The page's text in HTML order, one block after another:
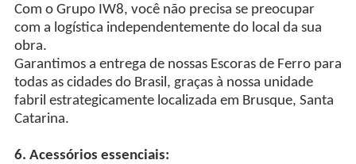
Com o Grupo IW8, você não precisa se preocupar
com a logística independentemente do local da sua
obra.
Garantimos a entrega de nossas Escoras de Ferro para
todas as cidades do Brasil, graças à nossa unidade
fabril estrategicamente localizada em Brusque, Santa
Catarina.
6. Acessórios essenciais: